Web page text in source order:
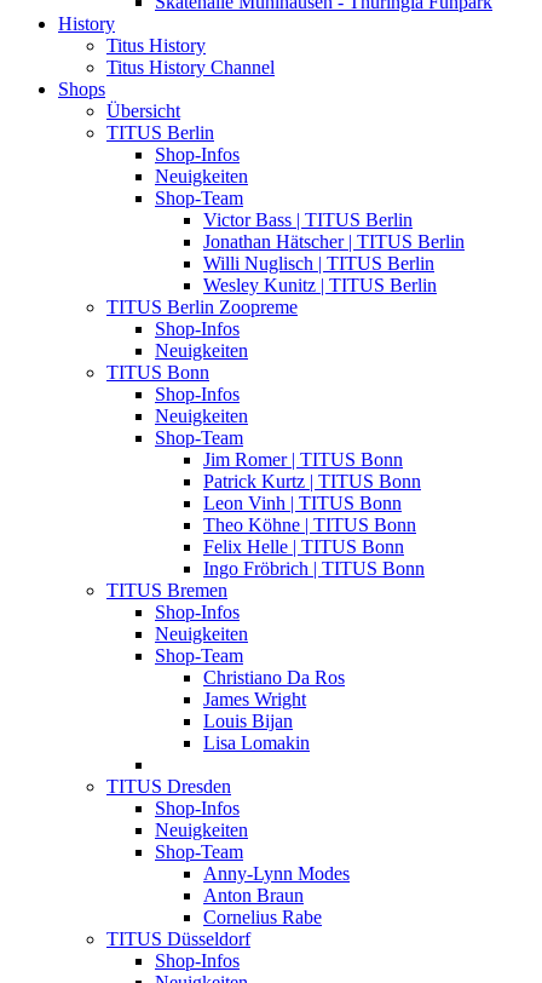
History
Titus History
Titus History Channel
Shops
Übersicht
TITUS Berlin
Shop-Infos
Neuigkeiten
Shop-Team
Victor Bass | TITUS Berlin
Jonathan Hätscher | TITUS Berlin
Willi Nuglisch | TITUS Berlin
Wesley Kunitz | TITUS Berlin
TITUS Berlin Zoopreme
Shop-Infos
Neuigkeiten
TITUS Bonn
Shop-Infos
Neuigkeiten
Shop-Team
Jim Romer | TITUS Bonn
Patrick Kurtz | TITUS Bonn
Leon Vinh | TITUS Bonn
Theo Köhne | TITUS Bonn
Felix Helle | TITUS Bonn
Ingo Fröbrich | TITUS Bonn
TITUS Bremen
Shop-Infos
Neuigkeiten
Shop-Team
Christiano Da Ros
James Wright
Louis Bijan
Lisa Lomakin
TITUS Dresden
Shop-Infos
Neuigkeiten
Shop-Team
Anny-Lynn Modes
Anton Braun
Cornelius Rabe
TITUS Düsseldorf
Shop-Infos